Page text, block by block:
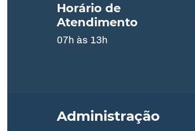
Horário de
Atendimento
07h às 13h
Administração